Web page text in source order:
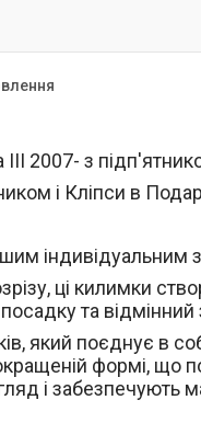
2007- з
і Кліпси в
індивідуальним
ці килимки
та відмінний
який поєднує в
формі, що
і забезпечують